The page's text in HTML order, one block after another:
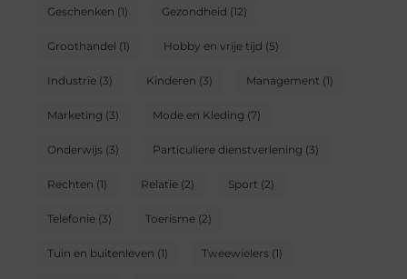
Geschenken (1) Gezondheid (12)
Groothandel (1) Hobby en vrije tijd (5)
Industrie(3) Kinderen (3) Management (1)
Marketing (3) Mode en Kleding (7)
Onderwijs(3) Particuliere dienstverlening (3)
Rechten (1) Relatie(2) Sport (2)
Telefonie(3) Toerisme(2)
Tuin en buitenleven (1) Tweewielers(1)